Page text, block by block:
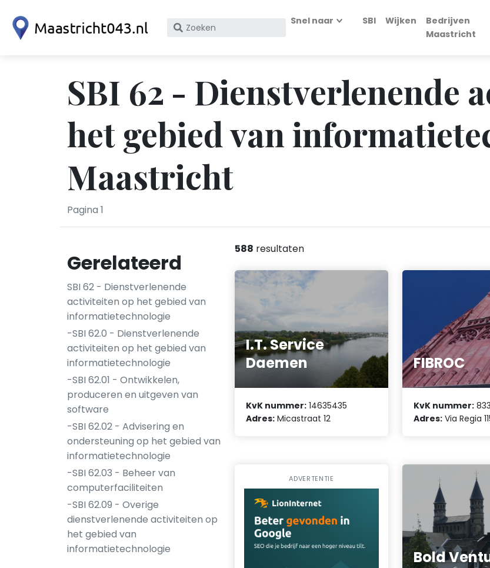
Zoek
KvK
nummer
Snel naar SBI Wijken
Bedrijven
Maastricht
SBI 62 - Dienstverlenende
het gebied van
Maastricht
Pagina 1
Gerelateerd
SBI 62 - Dienstverlenende
activiteiten op het gebied van
informatietechnologie
-SBI 62.0 - Dienstverlenende
activiteiten op het gebied van
informatietechnologie
-SBI 62.01 - Ontwikkelen,
produceren en uitgeven van
software
-SBI 62.02 - Advisering en
ondersteuning op het gebied van
informatietechnologie
-SBI 62.03 - Beheer van
computerfaciliteiten
-SBI 62.09 - Overige
dienstverlenende activiteiten op
het gebied van
informatietechnologie
588 resultaten
I.T. Service
Daemen
KvK nummer: 14635435
Adres: Micastraat 12
FIBROC
KvK nummer:
Adres: Via Regia
ADVERTENTIE
Bold